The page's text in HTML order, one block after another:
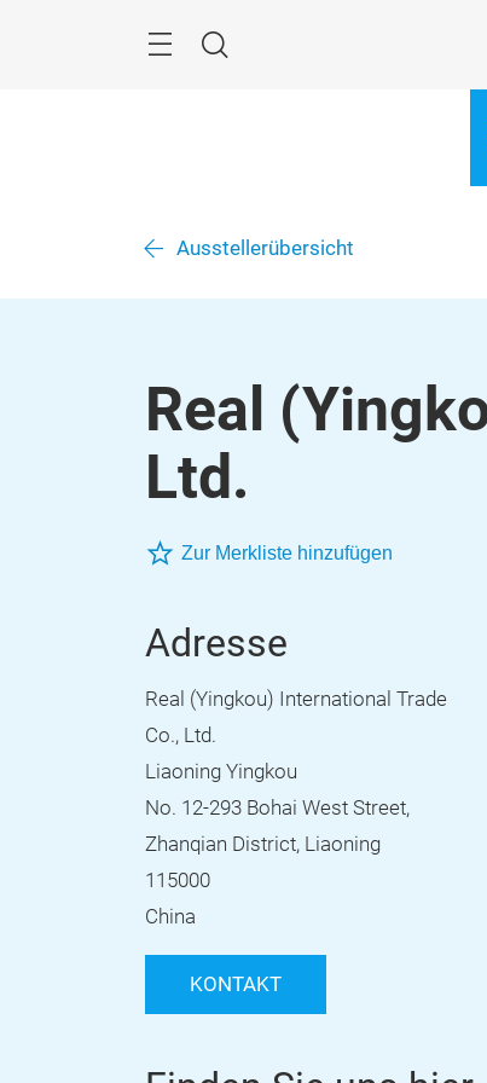
Suche
Ausstellerübersicht
Real
Ltd.
Zur Merkliste hinzufügen
Adresse
Real (Yingkou) International Trade
Co., Ltd.
Liaoning Yingkou
No. 12-293 Bohai West Street,
Zhanqian District, Liaoning
115000
China
KONTAKT